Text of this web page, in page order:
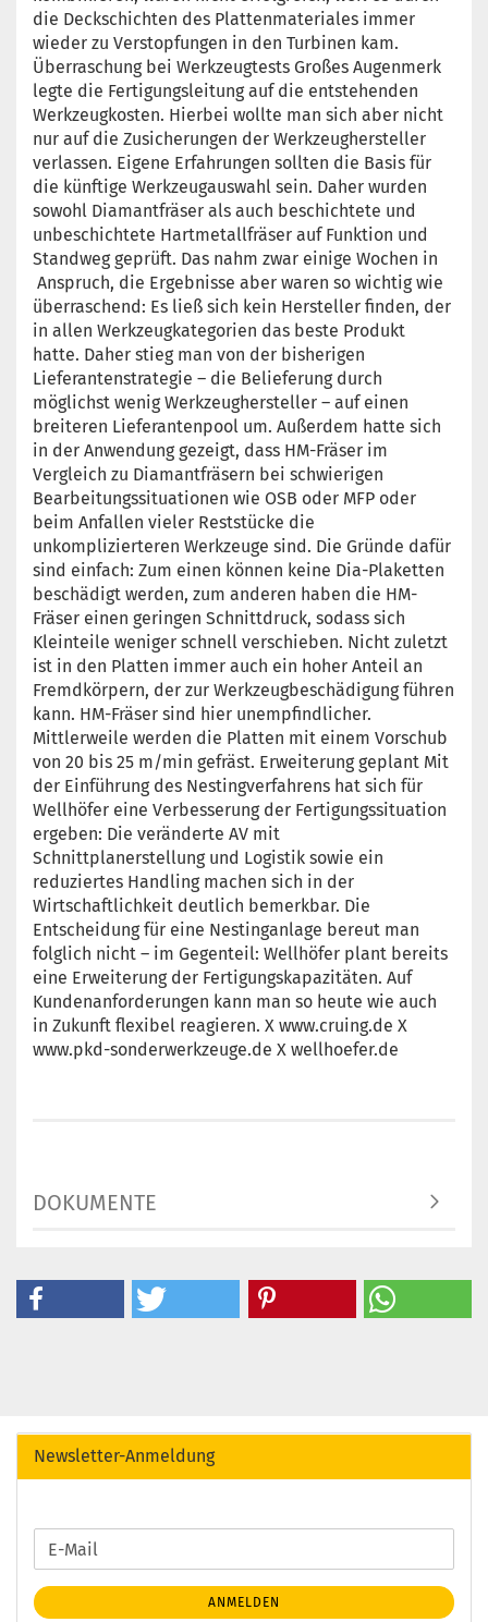
die Deckschichten des Plattenmateriales immer
wieder zu Verstopfungen in den Turbinen kam.
Überraschung bei Werkzeugtests Großes Augenmerk
legte die Fertigungsleitung auf die entstehenden
Werkzeugkosten. Hierbei wollte man sich aber nicht
nur auf die Zusicherungen der Werkzeughersteller
verlassen. Eigene Erfahrungen sollten die Basis für
die künftige Werkzeugauswahl sein. Daher wurden
sowohl Diamantfräser als auch beschichtete und
unbeschichtete Hartmetallfräser auf Funktion und
Standweg geprüft. Das nahm zwar einige Wochen in
Anspruch, die Ergebnisse aber waren so wichtig wie
überraschend: Es ließ sich kein Hersteller finden, der
in allen Werkzeugkategorien das beste Produkt
hatte. Daher stieg man von der bisherigen
Lieferantenstrategie – die Belieferung durch
möglichst wenig Werkzeughersteller – auf einen
breiteren Lieferantenpool um. Außerdem hatte sich
in der Anwendung gezeigt, dass HM-Fräser im
Vergleich zu Diamantfräsern bei schwierigen
Bearbeitungssituationen wie OSB oder MFP oder
beim Anfallen vieler Reststücke die
unkomplizierteren Werkzeuge sind. Die Gründe dafür
sind einfach: Zum einen können keine Dia-Plaketten
beschädigt werden, zum anderen haben die HM-
Fräser einen geringen Schnittdruck, sodass sich
Kleinteile weniger schnell verschieben. Nicht zuletzt
ist in den Platten immer auch ein hoher Anteil an
Fremdkörpern, der zur Werkzeugbeschädigung führen
kann. HM-Fräser sind hier unempfindlicher.
Mittlerweile werden die Platten mit einem Vorschub
von 20 bis 25 m/min gefräst. Erweiterung geplant Mit
der Einführung des Nestingverfahrens hat sich für
Wellhöfer eine Verbesserung der Fertigungssituation
ergeben: Die veränderte AV mit
Schnittplanerstellung und Logistik sowie ein
reduziertes Handling machen sich in der
Wirtschaftlichkeit deutlich bemerkbar. Die
Entscheidung für eine Nestinganlage bereut man
folglich nicht – im Gegenteil: Wellhöfer plant bereits
eine Erweiterung der Fertigungskapazitäten. Auf
Kundenanforderungen kann man so heute wie auch
in Zukunft flexibel reagieren. X www.cruing.de X
www.pkd-sonderwerkzeuge.de X wellhoefer.de
DOKUMENTE
Newsletter-Anmeldung
WEITER
ZUR
NEWSLETTER-
ANMELDUNG
E-
Mail
ANMELDEN